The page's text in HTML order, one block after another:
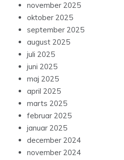
november 2025
oktober 2025
september 2025
august 2025
juli 2025
juni 2025
maj 2025
april 2025
marts 2025
februar 2025
januar 2025
december 2024
november 2024